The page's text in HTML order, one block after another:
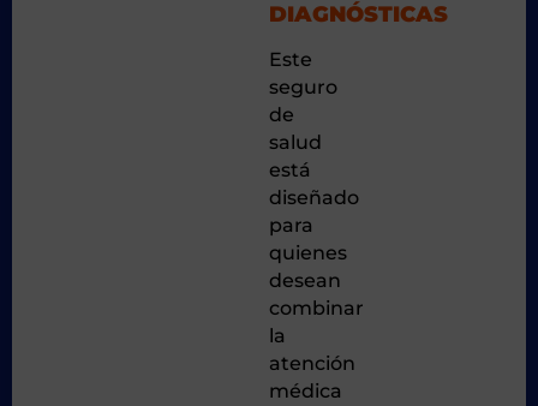
DIAGNÓSTICAS
Este
seguro
de
salud
está
diseñado
para
quienes
desean
combinar
la
atención
médica